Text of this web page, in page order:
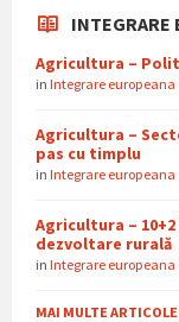
INTEGRARE
Agricultura –
in Integrare europeana
Agricultura –
pas cu timplu
in Integrare europeana
Agricultura –
dezvoltare rurală
in Integrare europeana
MAI MULTE